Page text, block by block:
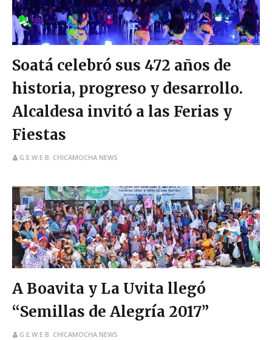
Soatá celebró sus 472 años de
historia, progreso y desarrollo.
Alcaldesa invitó a las Ferias y
Fiestas
G.E.W.E.B. CHICAMOCHA NEWS
A Boavita y La Uvita llegó
“Semillas de Alegría 2017”
G.E.W.E.B. CHICAMOCHA NEWS